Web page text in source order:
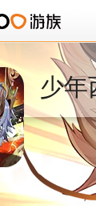
少年